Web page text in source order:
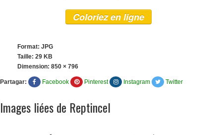
Coloriez en ligne
Format: JPG
Taille: 29 KB
Dimension: 850 × 796
Partagar: Facebook Pinterest Instagram Twitter
Images liées de Reptincel